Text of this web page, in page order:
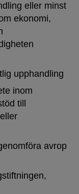
eller minst
ekonomi,
upphandling
inom
till
avrop